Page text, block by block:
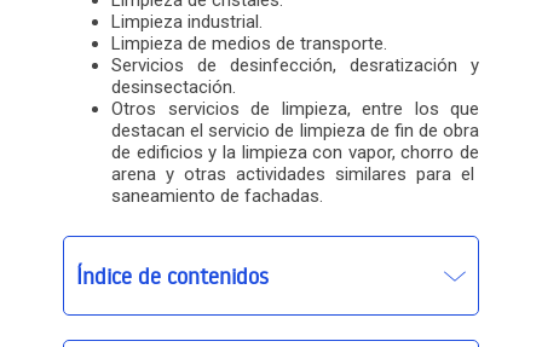
Limpieza industrial.
Limpieza de medios de transporte.
Servicios de desinfección, desratización y
desinsectación.
Otros servicios de limpieza, entre los que
destacan el servicio de limpieza de fin de obra
de edificios y la limpieza con vapor, chorro de
arena y otras actividades similares para el
saneamiento de fachadas.
Índice de contenidos